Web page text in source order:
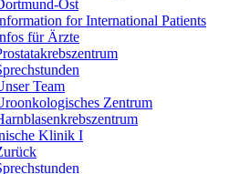
Ost
for International Patients
für Ärzte
Team
Zentrum
Klinik I